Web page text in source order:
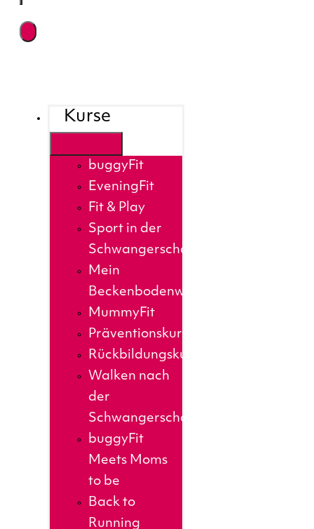
Kurse
buggyFit
EveningFit
Fit & Play
Sport in der
Schwangerschaft
Mein
Beckenbodenworkout
MummyFit
Präventionskurse
Rückbildungskurs
Walken nach
der
Schwangerschaft
buggyFit
Meets Moms
to be
Back to
Running